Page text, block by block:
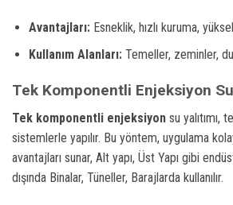
Avantajları:Esneklik, hızlı kuruma,
Kullanım Alanları:Temeller, zeminler,
Tek Komponentli Enjeksiyon Su
Tek komponentli enjeksiyon su yalıtımı,
sistemlerle yapılır. Bu yöntem, uygulama
avantajları sunar, Alt yapı, Üst Yapı gibi
dışında Binalar, Tüneller, Barajlarda kullanılır.